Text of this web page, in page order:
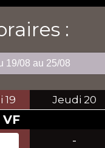
:
19 Jeudi 20
VF
-